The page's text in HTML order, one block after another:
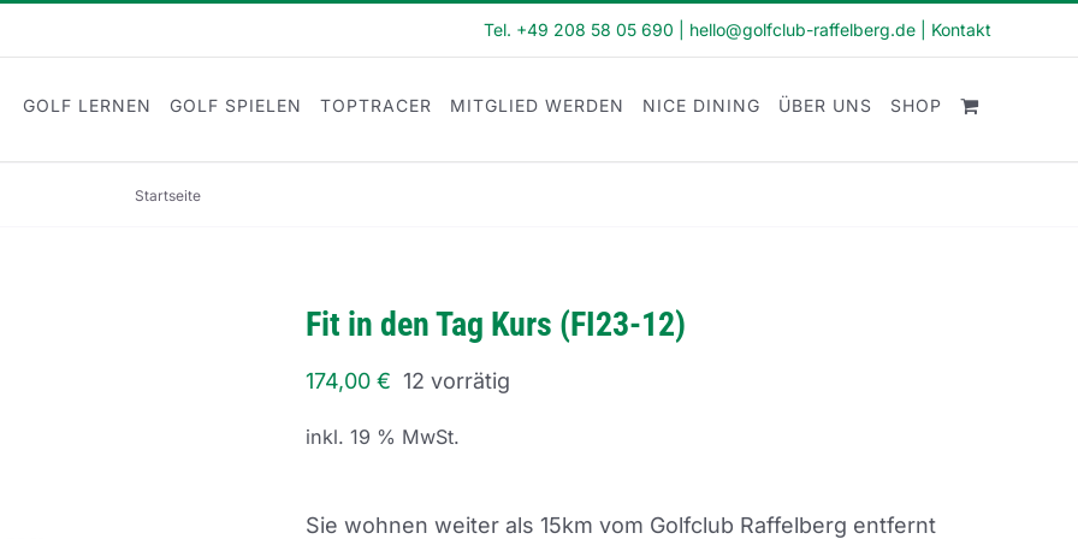
Tel. +49 208 58 05 690 hello@golfclub-raffelberg.de Kontakt
GOLF LERNEN GOLF SPIELEN TOPTRACER MITGLIED WERDEN NICE DINING ÜBER UNS SHOP
Startseite
Fit in den Tag Kurs (FI23-12)
174,00 € 12 vorrätig
inkl. 19 % MwSt.
Sie wohnen weiter als 15km vom Golfclub Raffelberg entfernt